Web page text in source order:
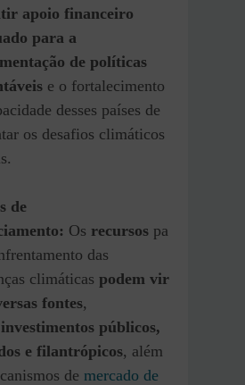
apoio financeiro
para a
de políticas
e o fortalecimento
desses países de
os desafios climáticos
de
Os recursos pa
das
climáticas podem vir
fontes,
investimentos públicos,
e filantrópicos, além
de mercado de